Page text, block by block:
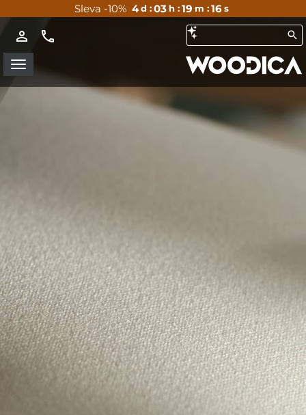
Sleva -10% 4 d : 03 h : 19 m : 15 s